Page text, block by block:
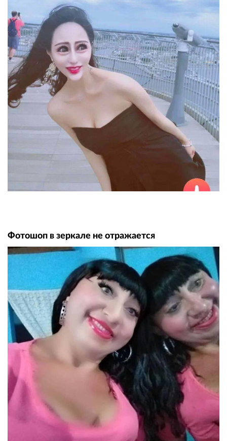
Фотошоп в зеркале не отражается